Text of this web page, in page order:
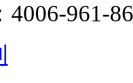
4006-961-